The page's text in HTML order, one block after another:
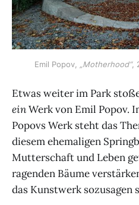
Emil Popov, „Motherhood“,
Etwas weiter im Park
einWerk von Emil Popov.
Popovs Werk steht das
diesem ehemaligen
Mutterschaft und Leben
ragenden Bäume
das Kunstwerk sozusagen